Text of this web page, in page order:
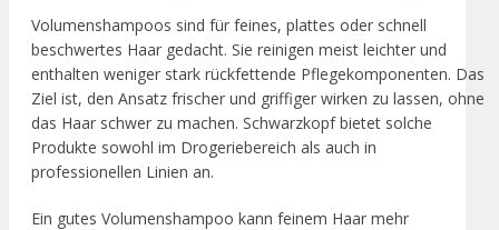
Volumenshampoos sind für feines, plattes oder schnell
beschwertes Haar gedacht. Sie reinigen meist leichter und
enthalten weniger stark rückfettende Pflegekomponenten. Das
Ziel ist, den Ansatz frischer und griffiger wirken zu lassen, ohne
das Haar schwer zu machen. Schwarzkopf bietet solche
Produkte sowohl im Drogeriebereich als auch in
professionellen Linien an.
Ein gutes Volumenshampoo kann feinem Haar mehr